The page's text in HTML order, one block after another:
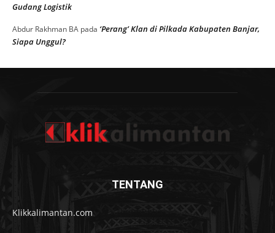
Gudang Logistik
Abdur Rakhman BA pada ‘Perang’ Klan di Pilkada Kabupaten Banjar,
Siapa Unggul?
TENTANG
Klikkalimantan.com